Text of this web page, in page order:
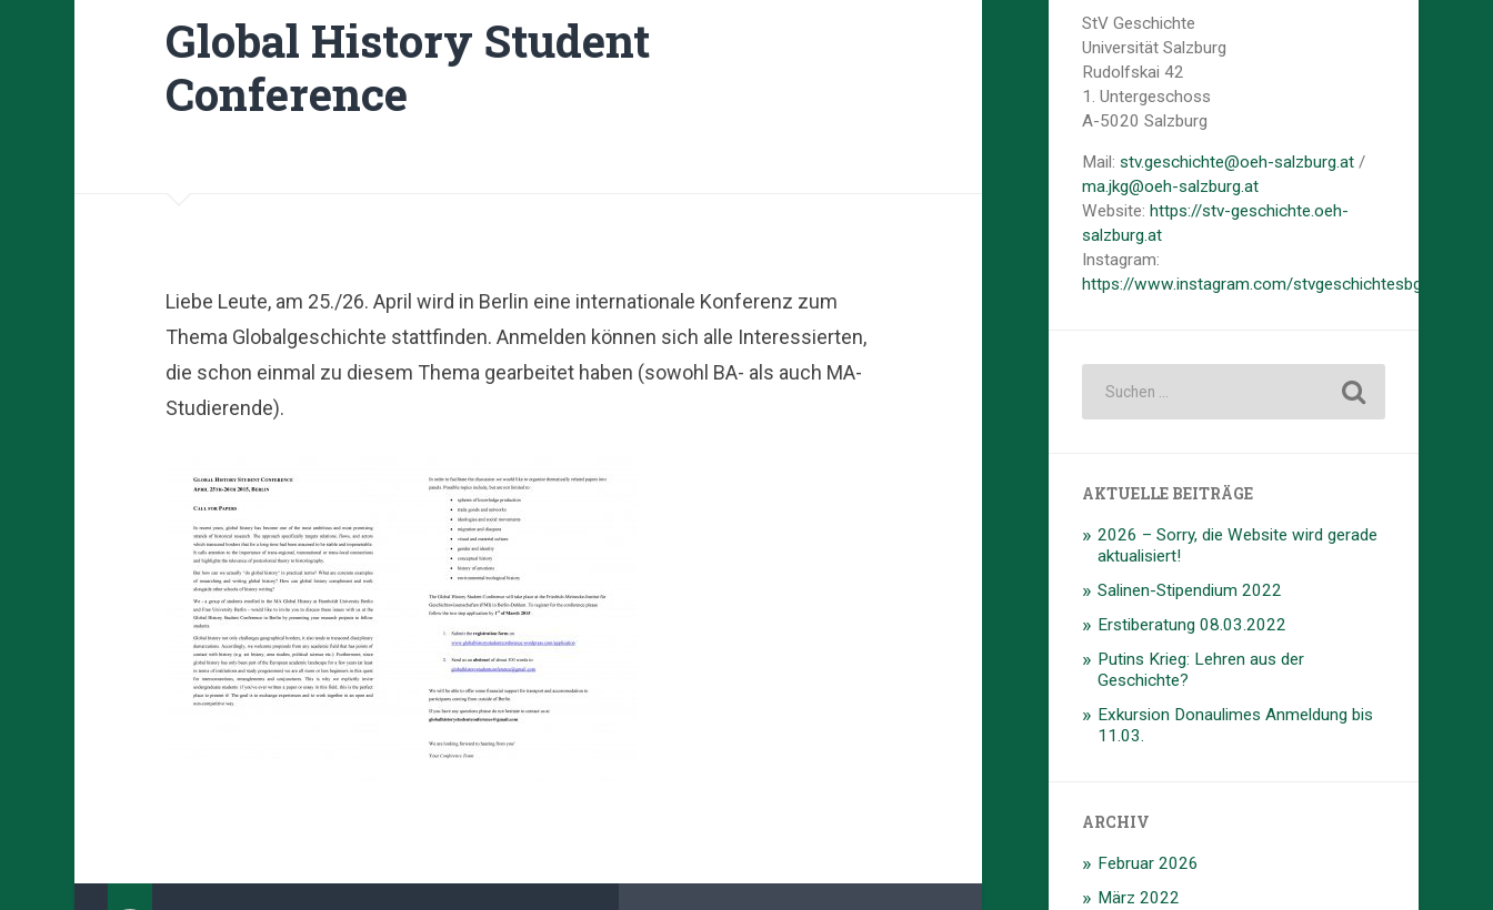
Global History Student
Conference
Liebe Leute, am 25./26. April wird in Berlin eine internationale Konferenz zum
Thema Globalgeschichte stattfinden. Anmelden können sich alle Interessierten,
die schon einmal zu diesem Thema gearbeitet haben (sowohl BA- als auch MA-
Studierende).
StV Geschichte
Universität Salzburg
Rudolfskai 42
1. Untergeschoss
A-5020 Salzburg
Mail:stv.geschichte@oeh-salzburg.at /
ma.jkg@oeh-salzburg.at
Website: https://stv-geschichte.oeh-
salzburg.at
Instagram:
https://www.instagram.com/stvgeschichtesbg/
AKTUELLE BEITRÄGE
2026 – Sorry, die Website wird gerade
aktualisiert!
Salinen-Stipendium 2022
Erstiberatung 08.03.2022
Putins Krieg: Lehren aus der
Geschichte?
Exkursion Donaulimes Anmeldung bis
11.03.
ARCHIV
Februar 2026
März 2022